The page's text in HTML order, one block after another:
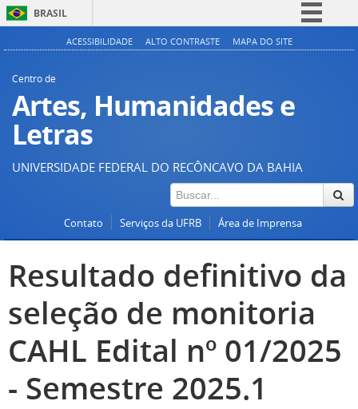
BRASIL
Simplifique!
Acesso à informação
Canais
ACESSIBILIDADE ALTO CONTRASTE MAPA DO SITE
Centro de
Artes, Humanidades e
Letras
UNIVERSIDADE FEDERAL DO RECÔNCAVO DA BAHIA
Contato Serviços da UFRB Área de Imprensa
Resultado definitivo da
seleção de monitoria
CAHL Edital nº 01/2025
- Semestre 2025.1